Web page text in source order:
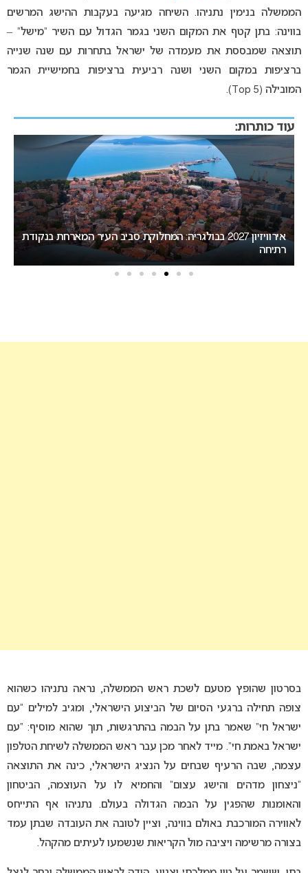
הממשלה בנימין נתניהו. השיחה מגיעה בעקבות ההישג המרשים
בווינה: בתן קטף את המקום השני בגמר הגדול עם השיר “מישל” –
תוצאה שמבססת את מעמדה של ישראל בתחרות עם שנה שנייה
ברציפות במקום השני ושנה רביעית ברציפות בחמישיית הגמר
המובילה (Top 5).
עוד כותרות:
המירוץ לאירוויזיון 2027: בורגס בדרך לחטוף לסופיה את האירוח
בסרטון שהופץ מטעם לשכת ראש הממשלה, נראה נתניהו כשהוא
צופה תחילה ברגעי הסיום של הביצוע הישראלי, ומגיב למילים “עם
ישראל חי” שאמר בתן על הבמה בהתרגשות, תוך שהוא מוסיף: “עם
ישראל באמת חי”. מייד לאחר מכן עבר ראש הממשלה לשיחת הטלפון
עצמה, שבה הרעיף שבחים על הנציג הישראלי, כינה את התוצאה
“ניצחון מדהים והישג עצום” והחמיא לו על העוצמה, הביטחון
והאומנות שהפגין על הבמה הגדולה בעולם. נתניהו אף התייחס
לאווירה המורכבת באולם בווינה, וציין לטובה את העובדה שבתן עמד
בצורה מרשימה ויציבה מול הקריאות שנשמעו לעיתים מהקהל.